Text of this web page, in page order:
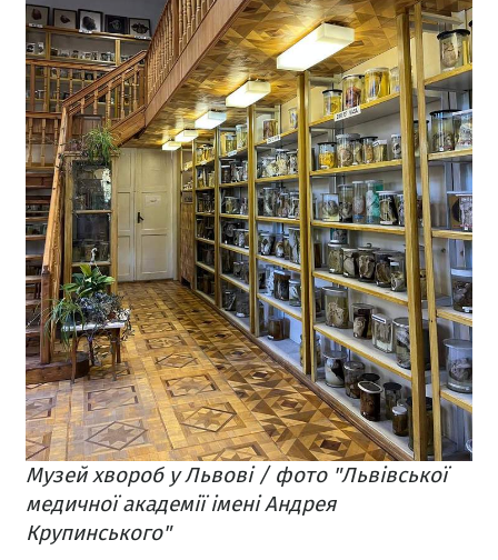
Музей хвороб у Львові / фото "Львівської
медичної академії імені Андрея
Крупинського"